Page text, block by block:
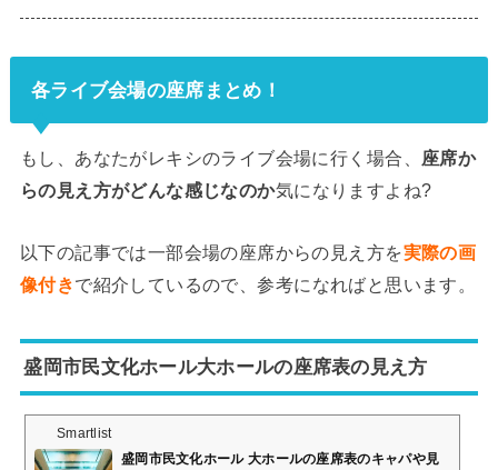
各ライブ会場の座席まとめ！
もし、あなたがレキシのライブ会場に行く場合、 座席か
らの見え方がどんな感じなのか気になりますよね?
以下の記事では一部会場の座席からの見え方を実際の画
像付きで紹介しているので、参考になればと思います。
盛岡市民文化ホール大ホールの座席表の見え方
Smartlist
盛岡市民文化ホール 大ホールの座席表のキャパや見